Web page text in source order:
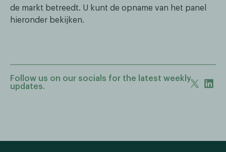
de markt betreedt. U kunt de opname van het panel
hieronder bekijken.
Follow us on our socials for the latest weekly
updates.